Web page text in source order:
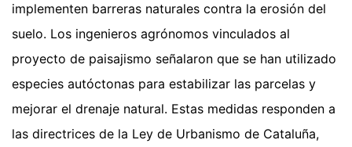
implementen barreras naturales contra la erosión del
suelo. Los ingenieros agrónomos vinculados al
proyecto de paisajismo señalaron que se han utilizado
especies autóctonas para estabilizar las parcelas y
mejorar el drenaje natural. Estas medidas responden a
las directrices de la Ley de Urbanismo de Cataluña,